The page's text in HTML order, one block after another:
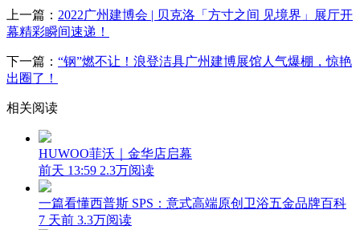
上一篇： 2022广州建博会 | 贝克洛「方寸之间 见境界」展厅开
幕精彩瞬间速递！
下一篇： “钢”燃不让！浪登洁具广州建博展馆人气爆棚，惊艳
出圈了！
相关阅读
HUWOO菲沃｜金华店启幕
前天 13:59 2.3万阅读
一篇看懂西普斯 SPS：意式高端原创卫浴五金品牌百科
7 天前 3.3万阅读